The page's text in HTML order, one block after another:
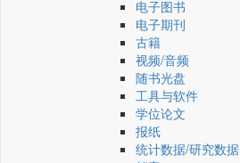
电子图书
电子期刊
古籍
视频/音频
随书光盘
工具与软件
学位论文
报纸
统计数据/研究数据